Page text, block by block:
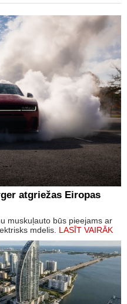
atgriežas Eiropas
muskuļauto būs pieejams ar
mdelis. LASĪT VAIRĀK